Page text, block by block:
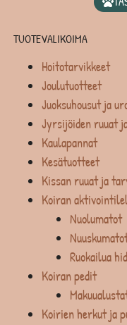
TUOTEVALIKOIMA
Hoitotarvikkeet
Joulutuotteet
Juoksuhousut ja
Jyrsijöiden ruuat
Kaulapannat
Kesätuotteet
Kissan ruuat ja
Koiran
Nuolumatot
Ruokailua
Koiran pedit
Koirien herkut ja